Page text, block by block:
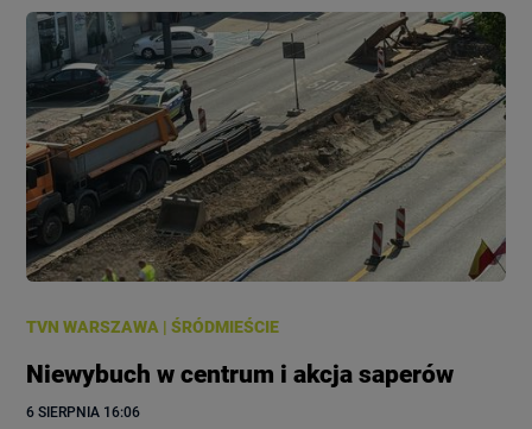
TVN WARSZAWA |ŚRÓDMIEŚCIE
Niewybuch w centrum i akcja saperów
6 SIERPNIA 16:06